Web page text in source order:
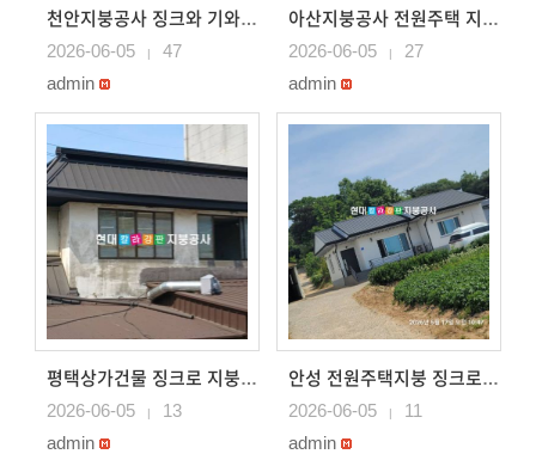
천안지붕공사 징크와 기와형칼라강판으로 지붕시공 천안지붕개량..
2026-06-05 |
47
admin
아산지붕공사 전원주택 지붕 징크로 시공 아산지붕개량 아산지..
2026-06-05 |
27
admin
평택상가건물 징크로 지붕 데스리시공 평택지붕공사 평택지붕개..
2026-06-05 |
13
admin
안성 전원주택지붕 징크로 지붕시공 안성지붕공사
2026-06-05 |
11
admin